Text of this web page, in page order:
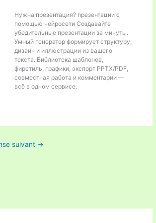
Нужна презентация? презентации с
помощью нейросети Создавайте
убедительные презентации за минуты.
Умный генератор формирует структуру,
дизайн и иллюстрации из вашего
текста. Библиотека шаблонов,
фирстиль, графики, экспорт PPTX/PDF,
совместная работа и комментарии —
всё в одном сервисе.
suivant →